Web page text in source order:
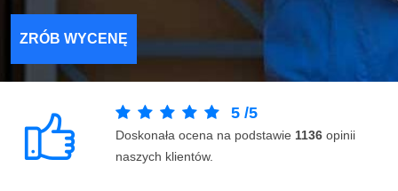
ZRÓB WYCENĘ
5 /5
Doskonała ocena na podstawie 1136 opinii
naszych klientów.